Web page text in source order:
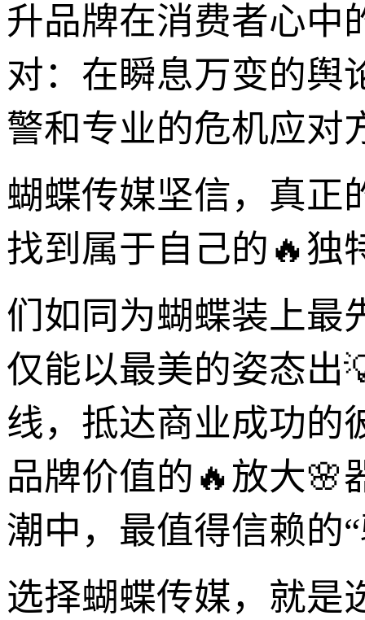
升品牌在消费者心中
对：在瞬息万变的舆
警和专业的危机应对
蝴蝶传媒坚信，真正
找到属于自己的🔥独
们如同为蝴蝶装上最
仅能以最美的姿态出
线，抵达商业成功的
品牌价值的🔥放大🌸
潮中，最值得信赖的
选择蝴蝶传媒，就是